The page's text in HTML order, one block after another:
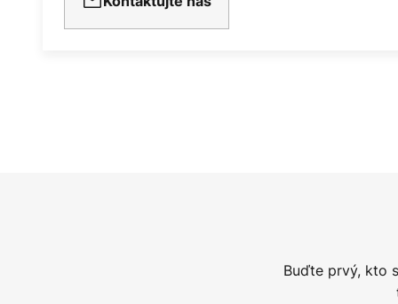
Buďte prvý, kto